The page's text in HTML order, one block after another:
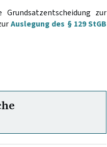
zur
Auslegung des § 129 StGB